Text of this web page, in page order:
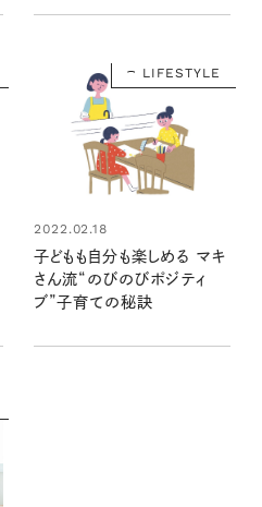
LIFESTYLE
2022.02.18
子どもも自分も楽しめる マキ
さん流“のびのびポジティ
ブ”子育ての秘訣